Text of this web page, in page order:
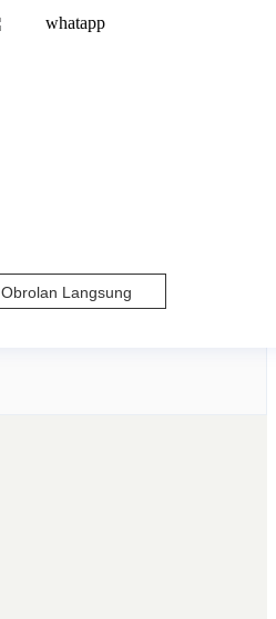
Obrolan Langsung